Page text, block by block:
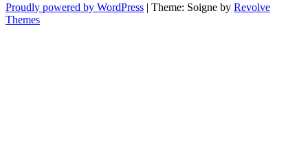
Proudly powered by WordPress | Theme: Soigne by Revolve
Themes